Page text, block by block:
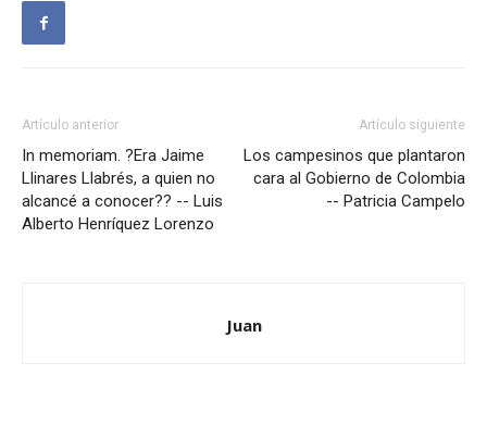
Artículo anterior
In memoriam. ?Era Jaime
Llinares Llabrés, a quien no
alcancé a conocer?? -- Luis
Alberto Henríquez Lorenzo
Artículo siguiente
Los campesinos que plantaron
cara al Gobierno de Colombia
-- Patricia Campelo
Juan